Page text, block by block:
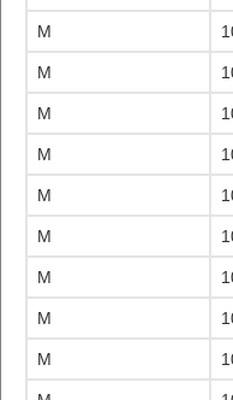
M
M
M
M
M
M
M
M
M